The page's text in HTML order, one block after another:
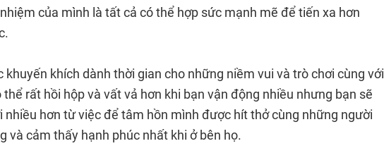
của mình là tất cả có thể hợp sức mạnh mẽ để tiến xa hơn
khuyến khích dành thời gian cho những niềm vui và trò chơi cùng với
thể rất hồi hộp và vất vả hơn khi bạn vận động nhiều nhưng bạn sẽ
nhiều hơn từ việc để tâm hồn mình được hít thở cùng những người
và cảm thấy hạnh phúc nhất khi ở bên họ.